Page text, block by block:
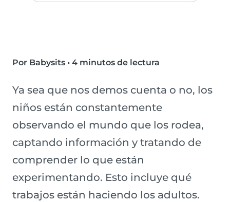
Por Babysits • 4 minutos de lectura
Ya sea que nos demos cuenta o no, los
niños están constantemente
observando el mundo que los rodea,
captando información y tratando de
comprender lo que están
experimentando. Esto incluye qué
trabajos están haciendo los adultos.